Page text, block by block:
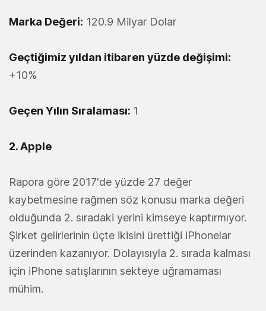
Marka Değeri: 120.9 Milyar Dolar
Geçtiğimiz yıldan itibaren yüzde değişimi:
+10%
Geçen Yılın Sıralaması: 1
2. Apple
Rapora göre 2017'de yüzde 27 değer
kaybetmesine rağmen söz konusu marka değeri
olduğunda 2. sıradaki yerini kimseye kaptırmıyor.
Şirket gelirlerinin üçte ikisini ürettiği iPhonelar
üzerinden kazanıyor. Dolayısıyla 2. sırada kalması
için iPhone satışlarının sekteye uğramaması
mühim.